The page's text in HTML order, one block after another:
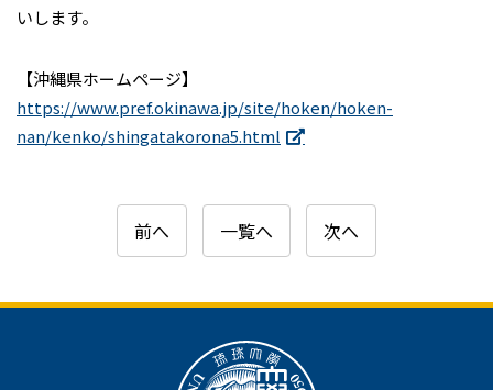
いします。
【沖縄県ホームページ】
https://www.pref.okinawa.jp/site/hoken/hoken-
nan/kenko/shingatakorona5.html
前へ 一覧へ 次へ